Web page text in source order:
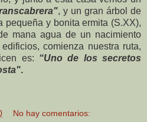
, y un gran árbol de
pequeña y bonita ermita (S.XX),
mana agua de un nacimiento
comienza nuestra ruta,
es: “Uno de los secretos
.
No hay comentarios: